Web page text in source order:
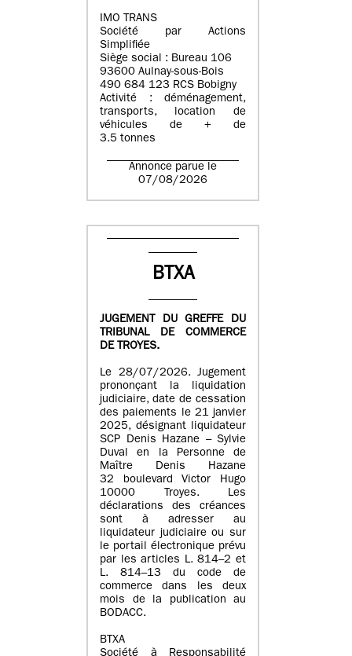
IMO TRANS
Société par Actions
Simplifiée
Siège social : Bureau 106
93600 Aulnay-sous-Bois
490 684 123 RCS Bobigny
Activité : déménagement,
transports, location de
véhicules de + de
3.5 tonnes
Annonce parue le
07/08/2026
BTXA
JUGEMENT DU GREFFE DU
TRIBUNAL DE COMMERCE
DE TROYES.
Le 28/07/2026. Jugement
prononçant la liquidation
judiciaire, date de cessation
des paiements le 21 janvier
2025, désignant liquidateur
SCP Denis Hazane – Sylvie
Duval en la Personne de
Maître Denis Hazane
32 boulevard Victor Hugo
10000 Troyes. Les
déclarations des créances
sont à adresser au
liquidateur judiciaire ou sur
le portail électronique prévu
par les articles L. 814–2 et
L. 814–13 du code de
commerce dans les deux
mois de la publication au
BODACC.
BTXA